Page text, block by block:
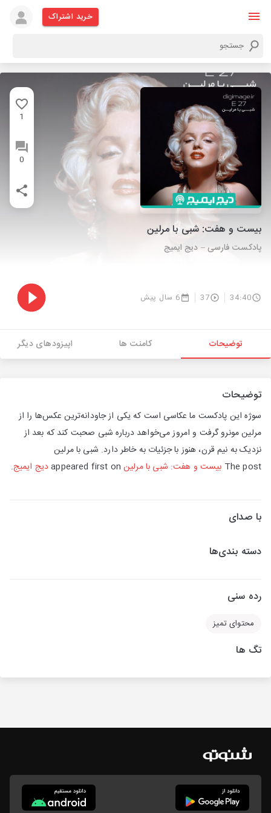
خرید اشتراک
1
0
بیست و هفت: شبی با مرلین
پادکست فارسی – دیج ایمیج
34:40
37 6 سال پیش
توضیحات کامنت ها اپیزودهای دیگر
توضیحات
سوژه این پادکست ما عکاسی است که یکی از جاودانه‌ترین عکس‌ها را از
مرلین مونرو گرفت و امروز می‌خواهد درباره شبی صحبت کند که بعد از
نزدیک به نیم قرن، هنوز با جزئیات به خاطر دارد. شبی با مرلین
The post بیست و هفت: شبی با مرلینappeared first on دیج ایمیج.
با صدای
دسته بندی‌ها
رده سنی
محتوای تمیز
تگ ها